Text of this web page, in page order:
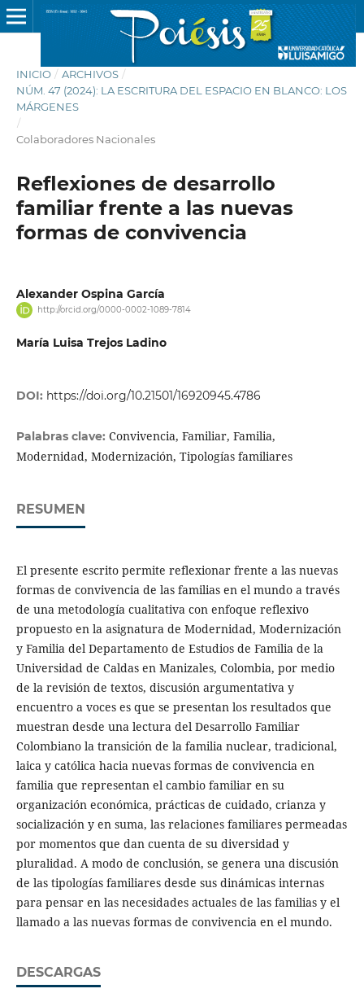
INICIO / ARCHIVOS /
NÚM. 47 (2024): LA ESCRITURA DEL ESPACIO EN BLANCO: LOS
MÁRGENES
/
Colaboradores Nacionales
Reflexiones de desarrollo
familiar frente a las nuevas
formas de convivencia
Alexander Ospina García
http://orcid.org/0000-0002-1089-7814
María Luisa Trejos Ladino
DOI: https://doi.org/10.21501/16920945.4786
Palabras clave: Convivencia, Familiar, Familia,
Modernidad, Modernización, Tipologías familiares
RESUMEN
El presente escrito permite reflexionar frente a las nuevas
formas de convivencia de las familias en el mundo a través
de una metodología cualitativa con enfoque reflexivo
propuesto en la asignatura de Modernidad, Modernización
y Familia del Departamento de Estudios de Familia de la
Universidad de Caldas en Manizales, Colombia, por medio
de la revisión de textos, discusión argumentativa y
encuentro a voces es que se presentan los resultados que
muestran desde una lectura del Desarrollo Familiar
Colombiano la transición de la familia nuclear, tradicional,
laica y católica hacia nuevas formas de convivencia en
familia que representan el cambio familiar en su
organización económica, prácticas de cuidado, crianza y
socialización y en suma, las relaciones familiares permeadas
por momentos que dan cuenta de su diversidad y
pluralidad. A modo de conclusión, se genera una discusión
de las tipologías familiares desde sus dinámicas internas
para pensar en las necesidades actuales de las familias y el
llamado a las nuevas formas de convivencia en el mundo.
DESCARGAS